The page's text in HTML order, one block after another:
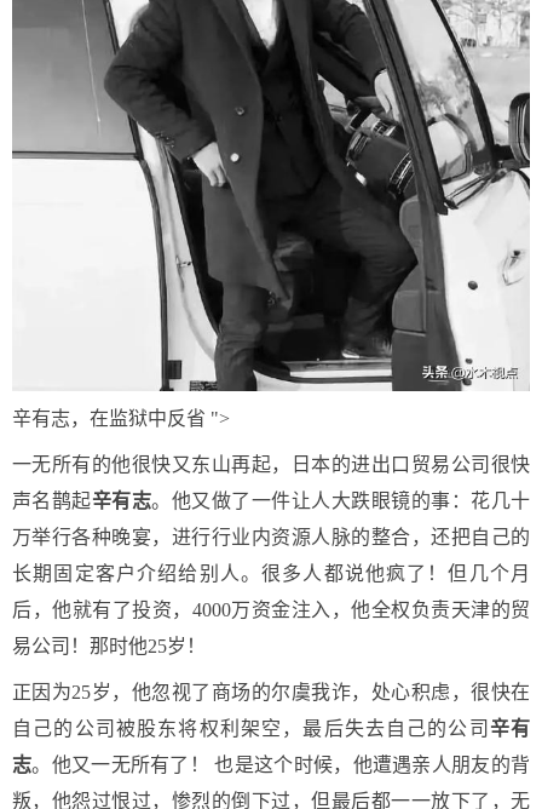
辛有志，在监狱中反省 ">
一无所有的他很快又东山再起，日本的进出口贸易公司很快
声名鹊起辛有志。他又做了一件让人大跌眼镜的事：花几十
万举行各种晚宴，进行行业内资源人脉的整合，还把自己的
长期固定客户介绍给别人。很多人都说他疯了！但几个月
后，他就有了投资，4000万资金注入，他全权负责天津的贸
易公司！那时他25岁！
正因为25岁，他忽视了商场的尔虞我诈，处心积虑，很快在
自己的公司被股东将权利架空，最后失去自己的公司 辛有
志。他又一无所有了！ 也是这个时候，他遭遇亲人朋友的背
叛，他怨过恨过，惨烈的倒下过，但最后都一一放下了，无